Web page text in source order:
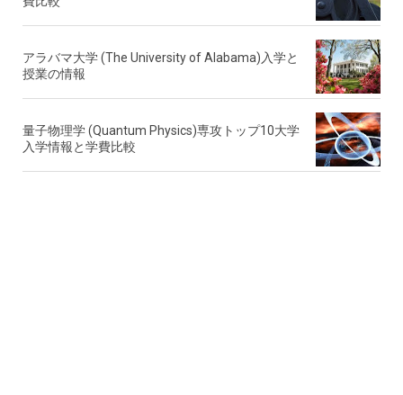
アラバマ大学 (The University of Alabama)入学と
授業の情報
量子物理学 (Quantum Physics)専攻トップ10大学
入学情報と学費比較